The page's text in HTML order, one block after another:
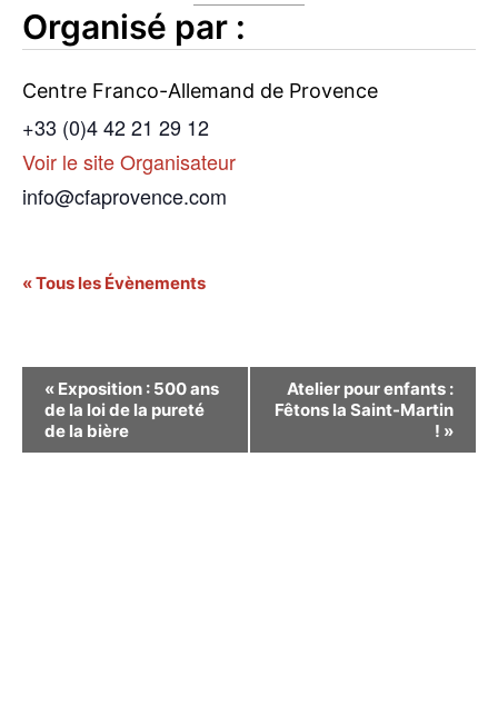
Organisé par :
Centre Franco-Allemand de Provence
+33 (0)4 42 21 29 12
Voir le site Organisateur
info@cfaprovence.com
« Tous les Évènements
Navigation
Évènement
« Exposition : 500 ans
de la loi de la pureté
de la bière
Atelier pour enfants :
Fêtons la Saint-Martin
! »